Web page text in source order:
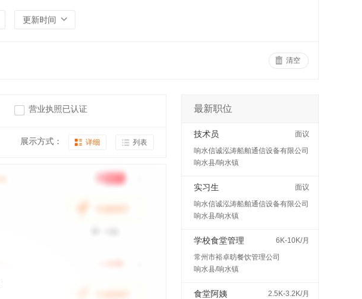
更新时间
清空
营业执照已认证
展示方式： 详细 列表
最新职位
技术员
面议
响水信诚泓涛船舶通信设备有限公司
响水县/响水镇
实习生
面议
响水信诚泓涛船舶通信设备有限公司
响水县/响水镇
学校食堂管理
6K-10K/月
常州市裕卓昉餐饮管理公司
响水县/响水镇
食堂阿姨
2.5K-3.2K/月